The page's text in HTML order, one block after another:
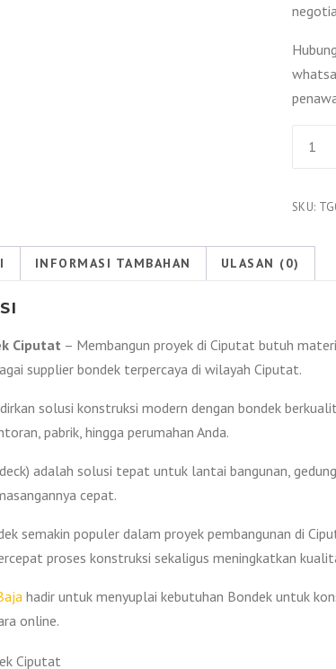
Ciputat
|
Harga
SKU:
INFORMASI TAMBAHAN ULASAN (0)
Ciputat – Membangun proyek di Ciputat butuh
supplier bondek terpercaya di wilayah Ciputat.
solusi konstruksi modern dengan bondek
pabrik, hingga perumahan Anda.
adalah solusi tepat untuk lantai bangunan,
cepat.
semakin populer dalam proyek pembangunan di
proses konstruksi sekaligus meningkatkan
hadir untuk menyuplai kebutuhan Bondek untuk
online.